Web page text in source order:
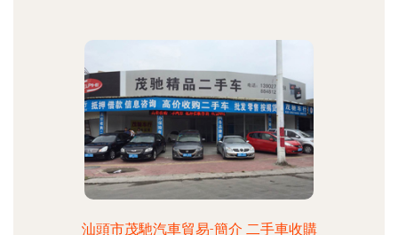
汕頭市茂馳汽車貿易-簡介 二手車收購